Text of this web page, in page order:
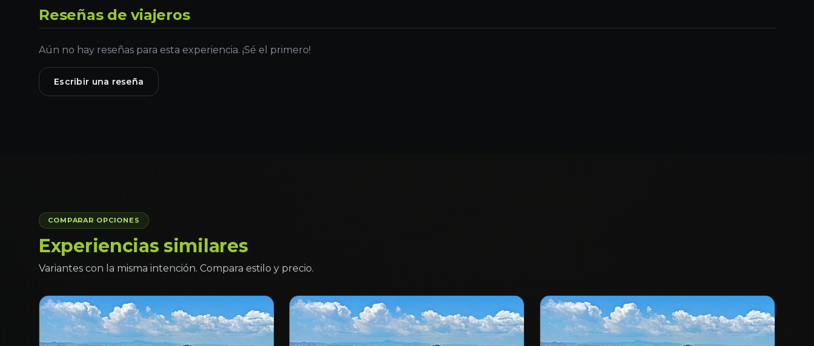
Reseñas de viajeros
Aún no hay reseñas para esta experiencia. ¡Sé el primero!
Escribir una reseña
COMPARAR OPCIONES
Experiencias similares
Variantes con la misma intención. Compara estilo y precio.